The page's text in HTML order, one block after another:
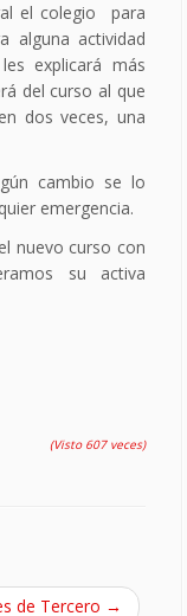
el colegio para
alguna actividad
explicará más
del curso al que
dos veces, una
cambio se lo
emergencia.
nuevo curso con
su activa
(Visto 607 veces)
de Tercero →